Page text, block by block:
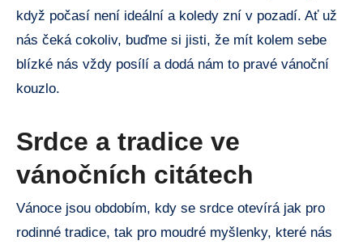
když počasí není ideální a koledy zní v pozadí. Ať už
nás čeká cokoliv, buďme si jisti, že mít kolem sebe
blízké nás vždy posílí a dodá nám to pravé vánoční
kouzlo.
Srdce a tradice ve
vánočních citátech
Vánoce jsou obdobím, kdy se srdce otevírá jak pro
rodinné tradice, tak pro moudré myšlenky, které nás